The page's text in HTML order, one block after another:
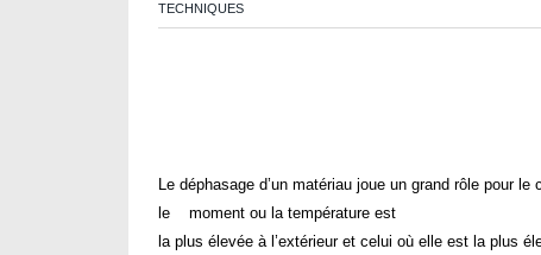
TECHNIQUES
Le déphasage d’un matériau joue un grand rôle pour
le moment ou la température est
la plus élevée à l’extérieur et celui où elle est la plus